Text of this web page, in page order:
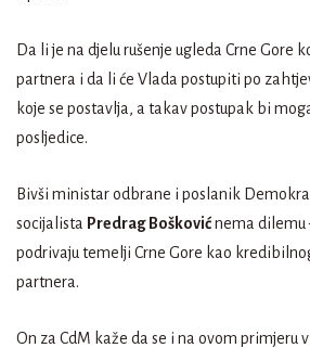
Da li je na djelu rušenje ugleda Crne Gore
partnera i da li će Vlada postupiti po
koje se postavlja, a takav postupak bi
posljedice.
Bivši ministar odbrane i poslanik
socijalista Predrag Boškovićnema dilemu
podrivaju temelji Crne Gore kao
partnera.
On za CdM kaže da se i na ovom primjeru